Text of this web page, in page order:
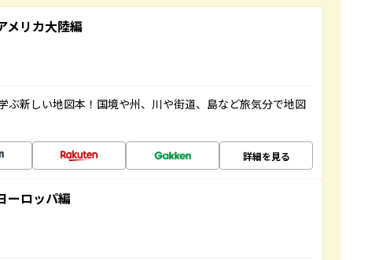
リカ大陸編
ぶ新しい地図本！国境や州、川や街道、島など旅気分で地図
詳細を見る
ロッパ編